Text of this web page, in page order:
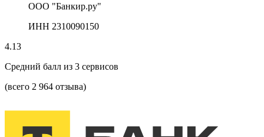
ООО "Банкир.ру"
ИНН 2310090150
4.13
Средний балл из 3 сервисов
(всего 2 964 отзыва)